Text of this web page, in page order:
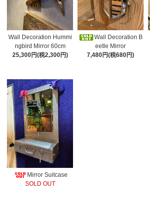
Wall Decoration Hummi
ngbird Mirror 60cm
25,300円(税2,300円)
Wall Decoration B
eetle Mirror
7,480円(税680円)
Mirror Suitcase
SOLD OUT